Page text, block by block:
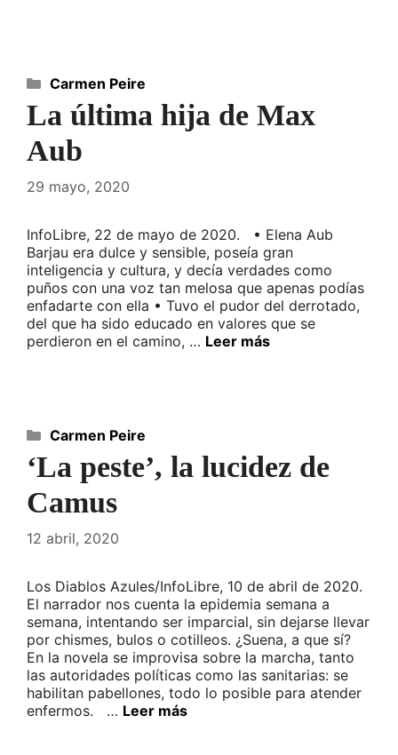
La última hija de Max
Aub
29 mayo, 2020
InfoLibre, 22 de mayo de 2020. • Elena Aub
Barjau era dulce y sensible, poseía gran
inteligencia y cultura, y decía verdades como
puños con una voz tan melosa que apenas podías
enfadarte con ella • Tuvo el pudor del derrotado,
del que ha sido educado en valores que se
perdieron en el camino, … Leer más
Categorías
Carmen Peire
‘La peste’, la lucidez de
Camus
12 abril, 2020
Los Diablos Azules/InfoLibre, 10 de abril de 2020.
El narrador nos cuenta la epidemia semana a
semana, intentando ser imparcial, sin dejarse llevar
por chismes, bulos o cotilleos. ¿Suena, a que sí?
En la novela se improvisa sobre la marcha, tanto
las autoridades políticas como las sanitarias: se
habilitan pabellones, todo lo posible para atender
enfermos. … Leer más
Categorías
Carmen Peire